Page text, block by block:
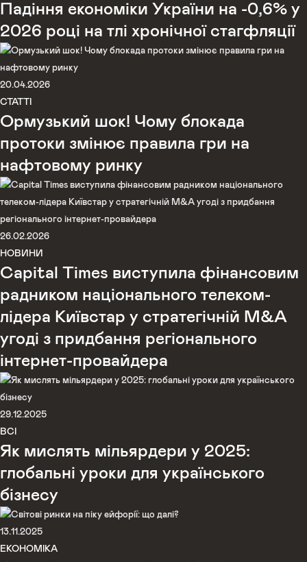
Падіння економіки України на -0,6% у
2026 році на тлі хронічної стагфляції
20.04.2026
СТАТТІ
Ормузький шок! Чому блокада
протоки змінює правила гри на
нафтовому ринку
26.02.2026
НОВИНИ
Capital Times виступила фінансовим
радником національного телеком-
лідера Київстар у стратегічній M&A
угоді з придбання регіонального
інтернет-провайдера
29.12.2025
ВСІ
Як мислять мільярдери у 2025:
глобальні уроки для українського
бізнесу
13.11.2025
ЕКОНОМІКА